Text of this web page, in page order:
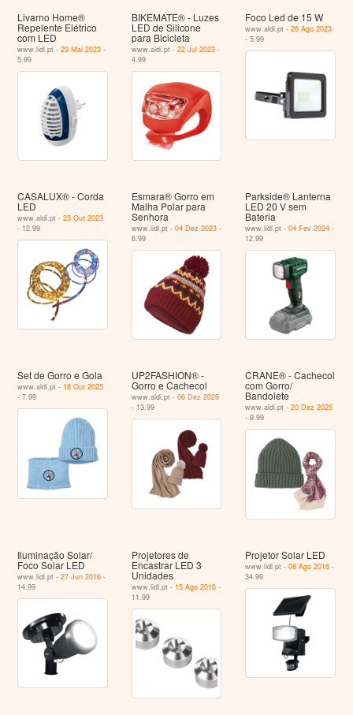
Livarno Home®
Repelente Elétrico
com LED
www.lidl.pt -29 Mai 2023 -
5.99
BIKEMATE® - Luzes
LED de Silicone
para Bicicleta
www.aldi.pt - 22 Jul 2023-
4.99
Foco Led de 15 W
www.aldi.pt -26 Ago 2023
- 5.99
CASALUX® - Corda
LED
www.aldi.pt -25 Out 2023
- 12.99
Esmara® Gorro em
Malha Polar para
Senhora
www.lidl.pt - 04 Dez 2023-
6.99
Parkside® Lanterna
LED 20 V sem
Bateria
www.lidl.pt -04 Fev 2024 -
12.99
Set de Gorro e Gola
www.aldi.pt - 18 Out 2025
- 7.99
UP2FASHION® -
Gorro e Cachecol
www.aldi.pt - 06 Dez 2025
- 13.99
CRANE® - Cachecol
com Gorro/
Bandolete
www.aldi.pt -20 Dez 2025
- 9.99
Iluminação Solar/
Foco Solar LED
www.lidl.pt -27 Jun 2016 -
14.99
Projetores de
Encastrar LED 3
Unidades
www.lidl.pt - 15 Ago 2016-
11.99
Projetor Solar LED
www.lidl.pt -08 Ago 2016 -
34.99